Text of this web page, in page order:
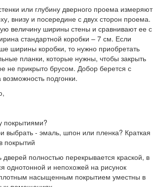
или глубину дверного проема измеряют
внизу и посередине с двух сторон проема.
величину ширины стены и сравнивают ее с
стандартной коробки – 7 см. Если
ширины коробки, то нужно приобретать
планки, которые нужны, чтобы закрыть
не прикрыто брусом. Добор берется с
подгонки.
покрытиями?
выбрать - эмаль, шпон или пленка? Краткая
покрытий
дверей полностью перекрывается краской, в
однотонной и непохожей на рисунок
насыщенным покрытием уместны в